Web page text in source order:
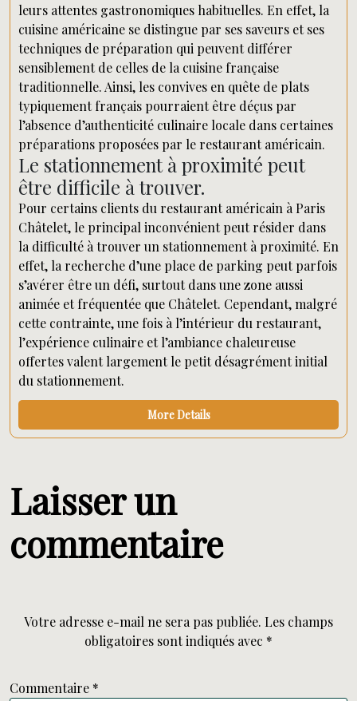
leurs attentes gastronomiques habituelles. En effet, la
cuisine américaine se distingue par ses saveurs et ses
techniques de préparation qui peuvent différer
sensiblement de celles de la cuisine française
traditionnelle. Ainsi, les convives en quête de plats
typiquement français pourraient être déçus par
l’absence d’authenticité culinaire locale dans certaines
préparations proposées par le restaurant américain.
Le stationnement à proximité peut
être difficile à trouver.
Pour certains clients du restaurant américain à Paris
Châtelet, le principal inconvénient peut résider dans
la difficulté à trouver un stationnement à proximité. En
effet, la recherche d’une place de parking peut parfois
s’avérer être un défi, surtout dans une zone aussi
animée et fréquentée que Châtelet. Cependant, malgré
cette contrainte, une fois à l’intérieur du restaurant,
l’expérience culinaire et l’ambiance chaleureuse
offertes valent largement le petit désagrément initial
du stationnement.
More Details
Laisser un
commentaire
Votre adresse e-mail ne sera pas publiée. Les champs
obligatoires sont indiqués avec *
Commentaire *